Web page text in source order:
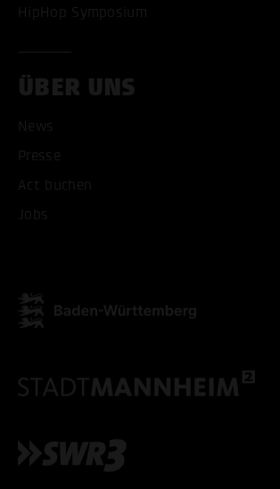
HipHop Symposium
ÜBER UNS
News
Presse
Act buchen
Jobs